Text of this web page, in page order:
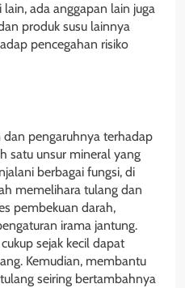
ada anggapan lain juga
produk susu lainnya
pencegahan risiko
dan pengaruhnya terhadap
satu unsur mineral yang
berbagai fungsi, di
memelihara tulang dan
pembekuan darah,
irama jantung.
sejak kecil dapat
Kemudian, membantu
seiring bertambahnya